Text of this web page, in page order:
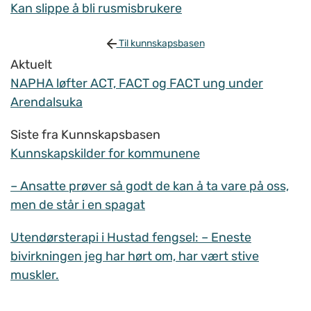
Kan slippe å bli rusmisbrukere
Til kunnskapsbasen
Aktuelt
NAPHA løfter ACT, FACT og FACT ung under
Arendalsuka
Siste fra Kunnskapsbasen
Kunnskapskilder for kommunene
– Ansatte prøver så godt de kan å ta vare på oss,
men de står i en spagat
Utendørsterapi i Hustad fengsel: – Eneste
bivirkningen jeg har hørt om, har vært stive
muskler.